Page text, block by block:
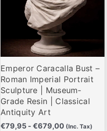
Emperor Caracalla Bust –
Roman Imperial Portrait
Sculpture | Museum-
Grade Resin | Classical
Antiquity Art
€79,95 - €679,00 (Inc. Tax)
opciones
pueden
elegir
en
la
página
de
producto